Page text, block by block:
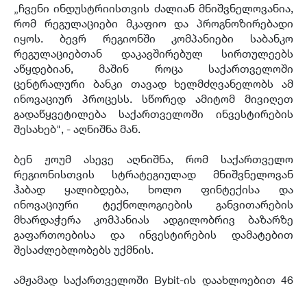
„ჩვენი ინდუსტრიისთვის ძალიან მნიშვნელოვანია,
რომ რეგულაციები მკაფიო და პროგნოზირებადი
იყოს. ბევრ რეგიონში კომპანიები საბანკო
რეგულაციებთან დაკავშირებულ სირთულეებს
აწყდებიან, მაშინ როცა საქართველოში
ცენტრალური ბანკი თავად ხელმძღვანელობს ამ
ინოვაციურ პროცესს. სწორედ ამიტომ მივიღეთ
გადაწყვეტილება საქართველოში ინვესტირების
შესახებ", - აღნიშნა მან.
ბენ ჟოუმ ასევე აღნიშნა, რომ საქართველო
რეგიონისთვის სტრატეგიულად მნიშვნელოვან
ჰაბად ყალიბდება, ხოლო ფინტექისა და
ინოვაციური ტექნოლოგიების განვითარების
მხარდაჭერა კომპანიას ადგილობრივ ბაზარზე
გაფართოებისა და ინვესტირების დამატებით
შესაძლებლობებს უქმნის.
ამჟამად საქართველოში Bybit-ის დაახლოებით 46